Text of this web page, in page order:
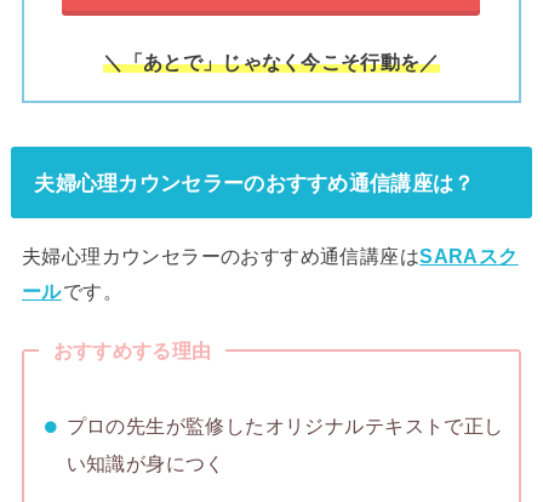
＼「あとで」じゃなく今こそ行動を／
夫婦心理カウンセラーのおすすめ通信講座は？
夫婦心理カウンセラーのおすすめ通信講座はSARAスク
ールです。
おすすめする理由
プロの先生が監修したオリジナルテキストで正し
い知識が身につく